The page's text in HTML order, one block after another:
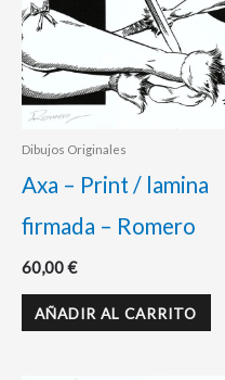
Dibujos Originales
Axa – Print / lamina
firmada – Romero
60,00€
AÑADIR AL CARRITO